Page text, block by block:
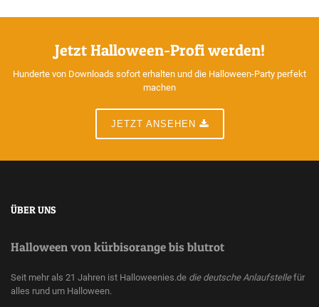
Jetzt Halloween-Profi werden!
Hunderte von Downloads sofort erhalten und die Halloween-Party perfekt
machen
JETZT ANSEHEN
ÜBER UNS
Halloween von kürbisorange bis blutrot
Seit mehr als 21 Jahren ist Halloweenies.de die deutsche Anlaufstellefür
alles rund um Halloween.